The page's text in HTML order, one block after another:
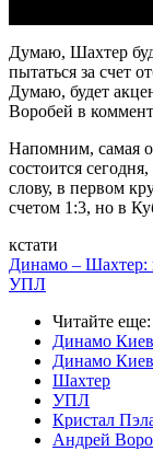
Думаю, Шахтер
пытаться за счет
Думаю, будет
Воробей в
Напомним, самая
состоится
слову, в первом
счетом 1:3, но в
кстати
Динамо – Шахтер:
УПЛ
Читайте еще:
Динамо Киев
Динамо
Шахтер
УПЛ
Кристал
Андрей